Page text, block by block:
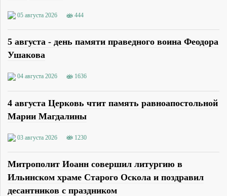
05 августа 2026 444
5 августа - день памяти праведного воина Феодора
Ушакова
04 августа 2026 1636
4 августа Церковь чтит память равноапостольной
Марии Магдалины
03 августа 2026 1230
Митрополит Иоанн совершил литургию в
Ильинском храме Старого Оскола и поздравил
десантников с праздником